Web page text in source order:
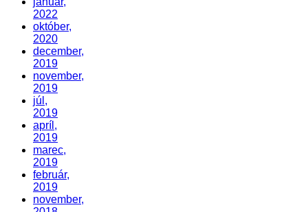
2022
október,
2020
december,
2019
november,
2019
júl,
2019
apríl,
2019
marec,
2019
február,
2019
november,